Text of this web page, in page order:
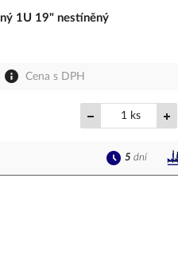
1U 19" nestíněný
Cena s DPH
ks
5 dní